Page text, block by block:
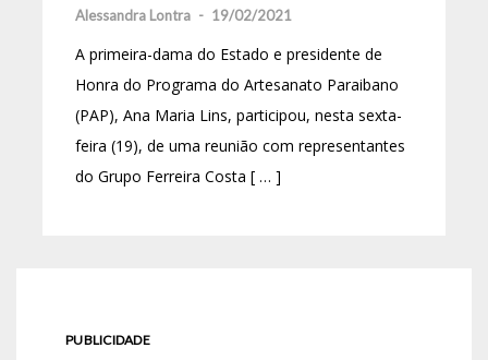
Alessandra Lontra - 19/02/2021
A primeira-dama do Estado e presidente de
Honra do Programa do Artesanato Paraibano
(PAP), Ana Maria Lins, participou, nesta sexta-
feira (19), de uma reunião com representantes
do Grupo Ferreira Costa [ … ]
PUBLICIDADE